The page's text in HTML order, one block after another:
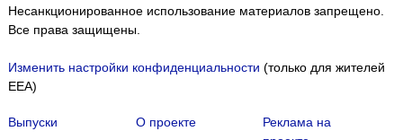
Несанкционированное использование материалов запрещено.
Все права защищены.
Изменить настройки конфиденциальности (только для жителей
EEA)
Выпуски О проекте
Реклама на